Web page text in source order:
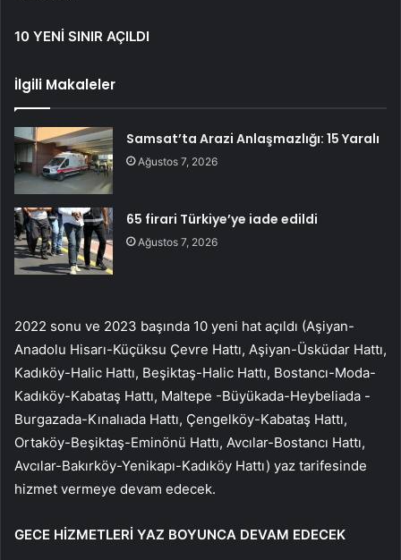
10 YENİ SINIR AÇILDI
İlgili Makaleler
Samsat’ta Arazi Anlaşmazlığı: 15 Yaralı
Ağustos 7, 2026
65 firari Türkiye’ye iade edildi
Ağustos 7, 2026
2022 sonu ve 2023 başında 10 yeni hat açıldı (Aşiyan-
Anadolu Hisarı-Küçüksu Çevre Hattı, Aşiyan-Üsküdar Hattı,
Kadıköy-Halic Hattı, Beşiktaş-Halic Hattı, Bostancı-Moda-
Kadıköy-Kabataş Hattı, Maltepe -Büyükada-Heybeliada -
Burgazada-Kınalıada Hattı, Çengelköy-Kabataş Hattı,
Ortaköy-Beşiktaş-Eminönü Hattı, Avcılar-Bostancı Hattı,
Avcılar-Bakırköy-Yenikapı-Kadıköy Hattı) yaz tarifesinde
hizmet vermeye devam edecek.
GECE HİZMETLERİ YAZ BOYUNCA DEVAM EDECEK